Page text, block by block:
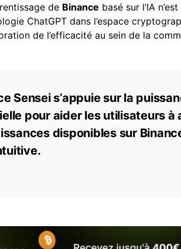
de Binance basé sur l’IA
ChatGPT dans l’espace
de l’efficacité au sein de la
Sensei s’appuie sur la
pour aider les utilisateurs à
disponibles sur